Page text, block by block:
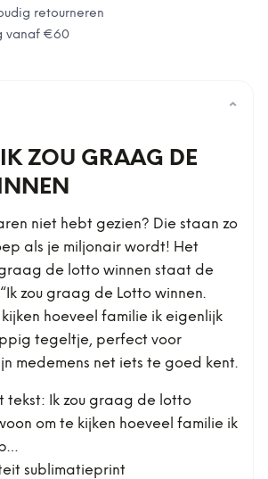
retourneren
vanaf €60
⌄
IK ZOU GRAAG DE
niet hebt gezien? Die staan zo
als je miljonair wordt! Het
de lotto winnen staat de
zou graag de Lotto winnen.
hoeveel familie ik eigenlijk
tegeltje, perfect voor
medemens net iets te goed kent.
tekst: Ik zou graag de lotto
om te kijken hoeveel familie ik
sublimatieprint